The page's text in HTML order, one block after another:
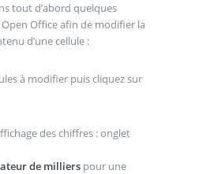
tout d’abord quelques
Office afin de modifier la
d’une cellule :
à modifier puis cliquez sur
des chiffres : onglet
de millierspour une